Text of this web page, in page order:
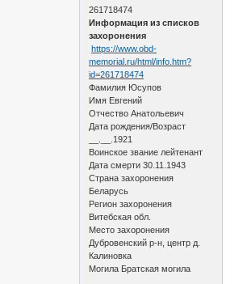
261718474
Информация из списков
захоронения
https://www.obd-
memorial.ru/html/info.htm?
id=261718474
Фамилия Юсупов
Имя Евгений
Отчество Анатольевич
Дата рождения/Возраст
__.__.1921
Воинское звание лейтенант
Дата смерти 30.11.1943
Страна захоронения
Беларусь
Регион захоронения
Витебская обл.
Место захоронения
Дубровенский р-н, центр д.
Калиновка
Могила Братская могила